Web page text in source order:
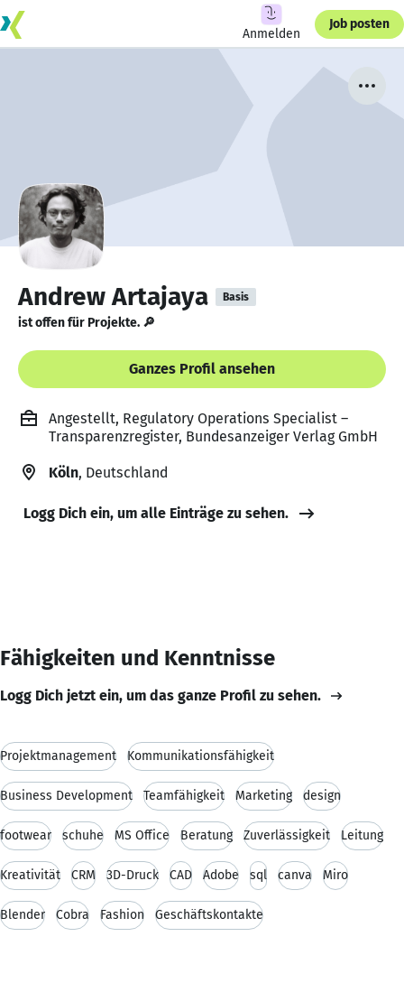
Anmelden
Job posten
Andrew Artajaya Basis
ist offen für Projekte. 🔎
Ganzes Profil ansehen
Angestellt, Regulatory Operations Specialist –
Transparenzregister, Bundesanzeiger Verlag GmbH
Köln, Deutschland
Logg Dich ein, um alle Einträge zu sehen.
Fähigkeiten und Kenntnisse
Logg Dich jetzt ein, um das ganze Profil zu sehen.
Projektmanagement Kommunikationsfähigkeit
Business Development Teamfähigkeit Marketing design
footwear schuhe MS Office Beratung Zuverlässigkeit Leitung
Kreativität CRM 3D-Druck CAD Adobe sql canva Miro
Blender Cobra Fashion Geschäftskontakte